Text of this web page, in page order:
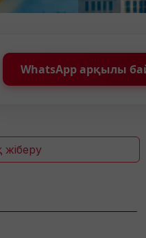
WhatsApp арқылы